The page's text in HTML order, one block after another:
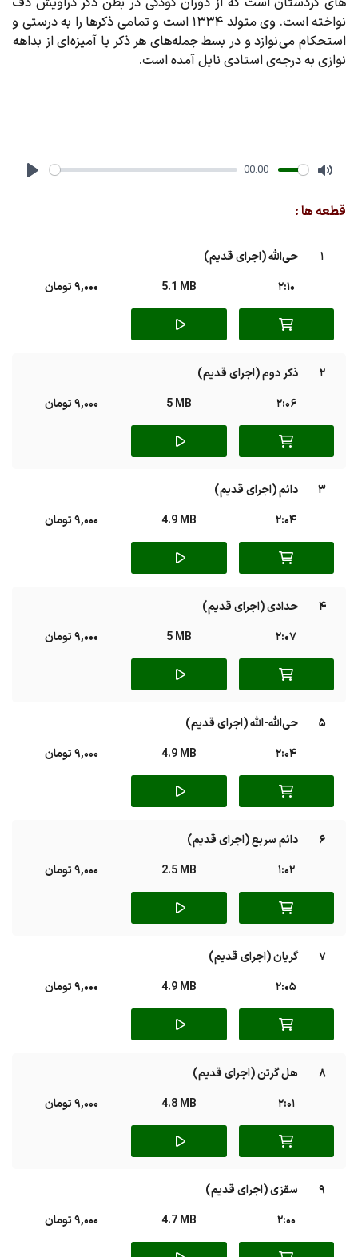
نواخته است. وی متولد ۱۳۳۴ است و تمامی ذکرها را به درستی و
استحکام می نوازد و در بسط جمله‌های هر ذکر یا آمیزه ای از بداهه
نوازی به درجه‌ی استادی نایل آمده است.
00:00
قطعه ها :
1
حی‌الله (اجرای قدیم)
2:10
5.1 MB 9,000 تومان
2
ذکر دوم (اجرای قدیم)
2:06
5 MB 9,000 تومان
3
دائم (اجرای قدیم)
2:04
4.9 MB 9,000 تومان
4
حدادی (اجرای قدیم)
2:07
5 MB 9,000 تومان
5
حی‌الله-الله (اجرای قدیم)
2:04
4.9 MB 9,000 تومان
6
دائم سریع (اجرای قدیم)
1:02
2.5 MB 9,000 تومان
7
گریان (اجرای قدیم)
2:05
4.9 MB 9,000 تومان
8
هل گرتن (اجرای قدیم)
2:01
4.8 MB 9,000 تومان
9
سقزی (اجرای قدیم)
2:00
4.7 MB 9,000 تومان